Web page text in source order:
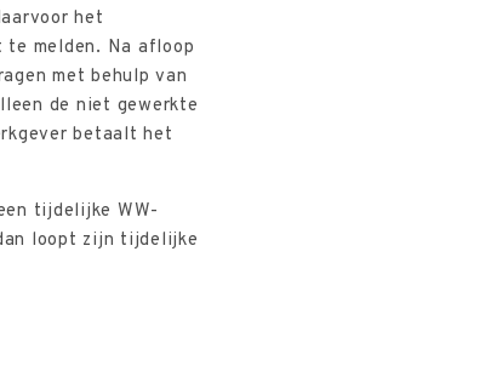
het
te melden. Na afloop
met behulp van
de niet gewerkte
betaalt het
tijdelijke WW-
loopt zijn tijdelijke